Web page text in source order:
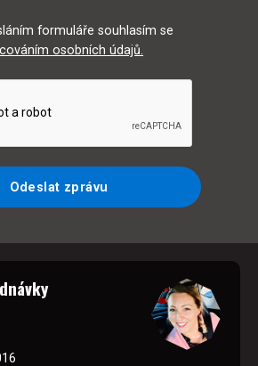
formuláře souhlasím se
osobních údajů.
Odeslat zprávu